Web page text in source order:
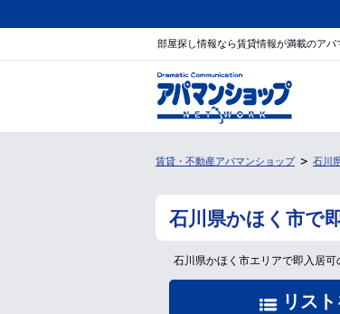
部屋探し情報なら賃貸情報が満載のア
賃貸・不動産アパマンショップ 石川
石川県かほく市で
石川県かほく市エリアで即入居
リス